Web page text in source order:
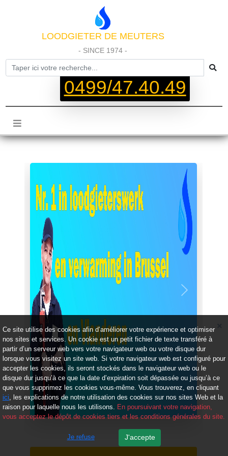
LOODGIETER DE MEUTERS
- SINCE 1974 -
0499/47.40.49
Précédent Suivant
Ce site utilise des cookies afin d’améliorer votre expérience et optimiser
nos sites et services. Un cookie est un petit fichier de texte transféré à
partir d’un serveur web vers votre navigateur web ou votre disque dur
lorsque vous visitez un site web. Si votre navigateur web est configuré pour
accepter les cookies, ils seront stockés dans le navigateur web ou le
disque dur jusqu’à ce que la date d’expiration soit dépassée ou jusqu’à ce
que vous supprimez les cookies vous-même. Vous trouverez, en cliquant
ici, les explications de notre utilisation des cookies sur nos sites Web et la
raison pour laquelle nous les utilisons. En poursuivant votre navigation,
vous acceptez le dépôt de cookies tiers et les conditions générales du site.
Je refuse J'accepte